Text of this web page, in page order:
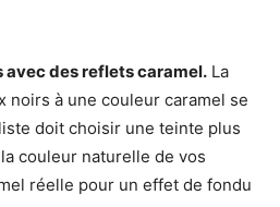
avec des reflets caramel. La
noirs à une couleur caramel se
doit choisir une teinte plus
couleur naturelle de vos
réelle pour un effet de fondu